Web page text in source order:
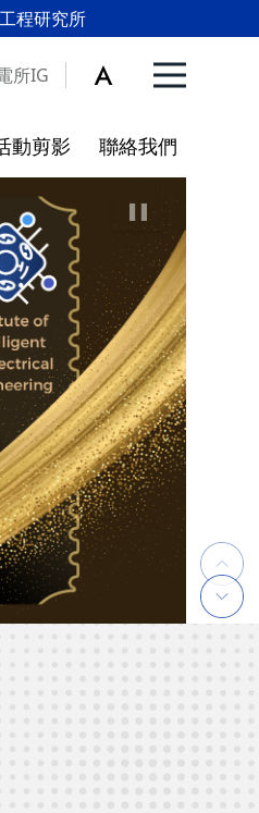
所
所IG
班新生入學指引
倫理
校後新訂之學術倫理教育規
動剪影 聯絡我們
資料保護暨資訊安全宣